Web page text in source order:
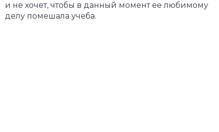
и не хочет, чтобы в данный момент ее любимому
делу помешала учеба.